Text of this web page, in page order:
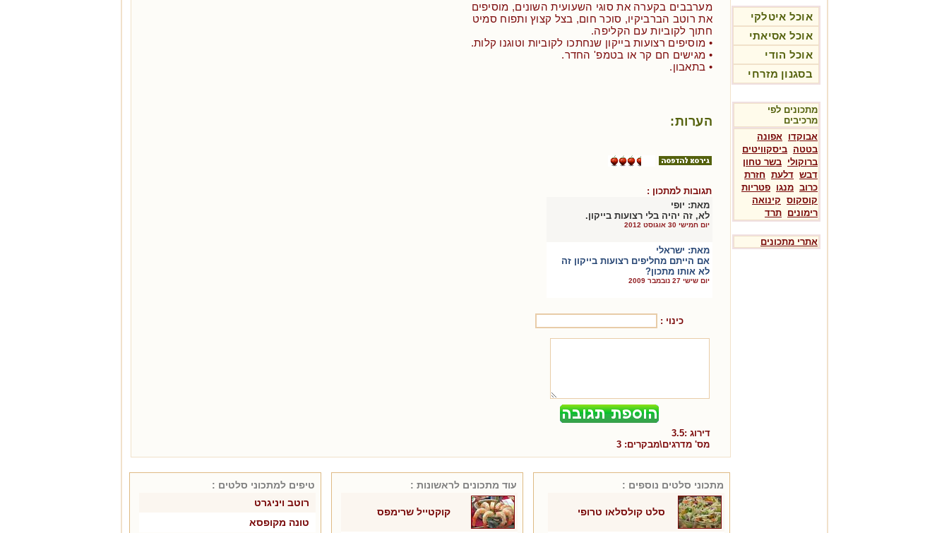
אוכל איטלקי
אוכל אסיאתי
אוכל הודי
בסגנון מזרחי
מתכונים לפי
מרכיבים
אבוקדו אפונה
בטטה ביסקוויטים
ברוקולי בשר טחון
דבש דלעת חזרת
כרוב מנגו פטריות
קוסקוס קינואה
רימונים תרד
אתרי מתכונים
מערבבים בקערה את סוגי השעועית השונים, מוסיפים
את רוטב הברביקיו, סוכר חום, בצל קצוץ ותפוח סמיט
חתוך לקוביות עם הקליפה.
• מוסיפים רצועות בייקון שנחתכו לקוביות וטוגנו קלות.
• מגישים חם קר או בטמפ' החדר.
• בתאבון.
הערות:
תגובות למתכון :
מאת: יופי
לא, זה יהיה בלי רצועות בייקון.
יום חמישי 30 אוגוסט 2012
מאת: ישראלי
אם הייתם מחליפים רצועות בייקון זה
לא אותו מתכון?
יום שישי 27 נובמבר 2009
כינוי :
דירוג :3.5
מס' מדרגים\מבקרים: 3
מתכוני סלטים נוספים :
סלט קולסלאו טרופי
עוד מתכונים לראשונות :
קוקטייל שרימפס
טיפים למתכוני סלטים :
רוטב ויניגרט
טונה מקופסא